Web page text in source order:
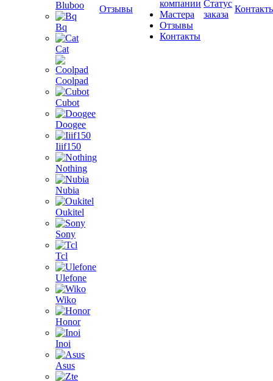
Bluboo
Bq
Cat
Coolpad
Cubot
Doogee
Iiif150
Nothing
Nubia
Oukitel
Sony
Tcl
Ulefone
Wiko
Honor
Inoi
Asus
Отзывы
компании
Мастера
Отзывы
Контакты
Статус
заказа